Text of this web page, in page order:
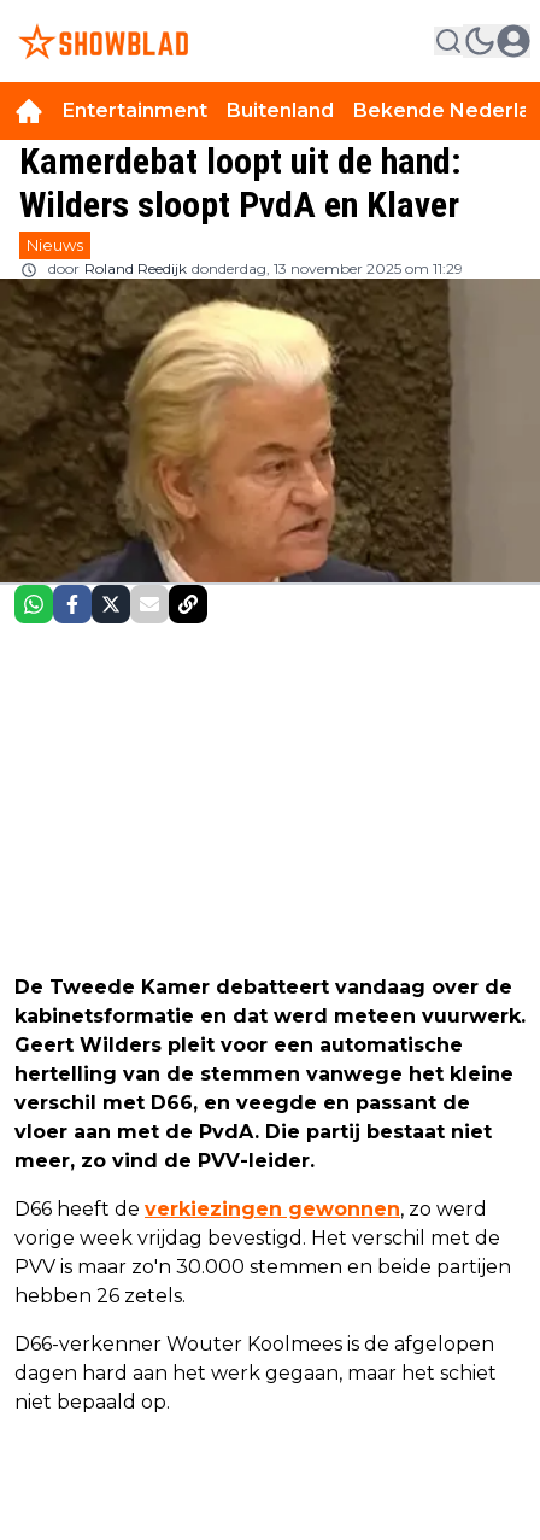
Entertainment Buitenland Bekende
Kamerdebat loopt uit de hand:
Wilders sloopt PvdA en Klaver
Nieuws
door Roland Reedijk donderdag, 13 november 2025 om 11:29
De Tweede Kamer debatteert vandaag over de
kabinetsformatie en dat werd meteen vuurwerk.
Geert Wilders pleit voor een automatische
hertelling van de stemmen vanwege het kleine
verschil met D66, en veegde en passant de
vloer aan met de PvdA. Die partij bestaat niet
meer, zo vind de PVV-leider.
D66 heeft de verkiezingen gewonnen, zo werd
vorige week vrijdag bevestigd. Het verschil met de
PVV is maar zo'n 30.000 stemmen en beide partijen
hebben 26 zetels.
D66-verkenner Wouter Koolmees is de afgelopen
dagen hard aan het werk gegaan, maar het schiet
niet bepaald op.